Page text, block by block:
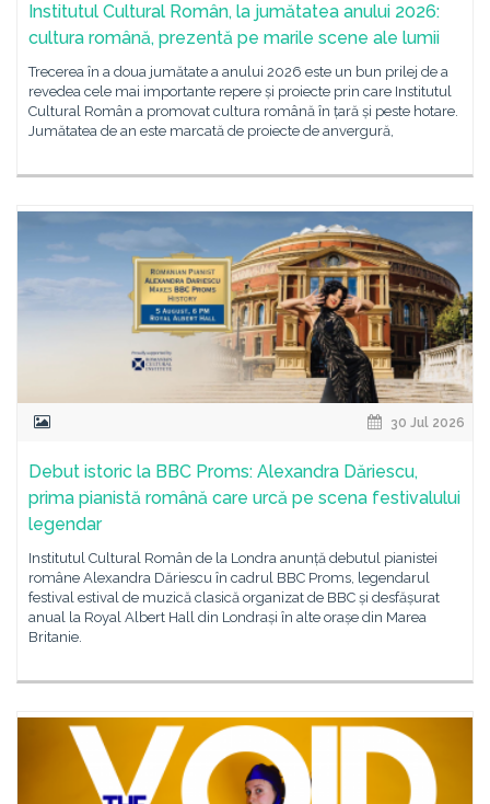
Institutul Cultural Român, la jumătatea anului 2026:
cultura română, prezentă pe marile scene ale lumii
Trecerea în a doua jumătate a anului 2026 este un bun prilej de a
revedea cele mai importante repere și proiecte prin care Institutul
Cultural Român a promovat cultura română în țară și peste hotare.
Jumătatea de an este marcată de proiecte de anvergură,
30 Jul 2026
Debut istoric la BBC Proms: Alexandra Dăriescu,
prima pianistă română care urcă pe scena festivalului
legendar
Institutul Cultural Român de la Londra anunță debutul pianistei
române Alexandra Dăriescu în cadrul BBC Proms, legendarul
festival estival de muzică clasică organizat de BBC și desfășurat
anual la Royal Albert Hall din Londrași în alte orașe din Marea
Britanie.